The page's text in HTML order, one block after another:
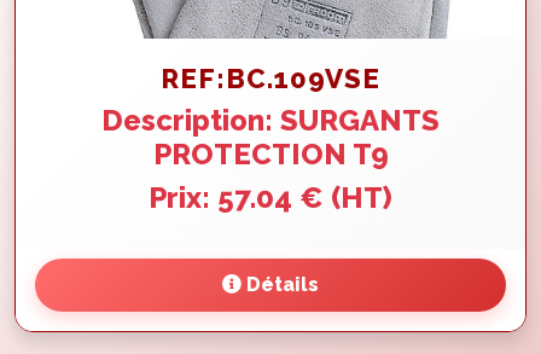
REF:BC.109VSE
Description: SURGANTS
PROTECTION T9
Prix: 57.04 € (HT)
Détails